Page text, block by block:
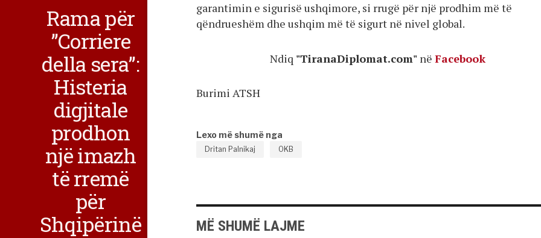
garantimin e sigurisë ushqimore, si rrugë për një prodhim më të
qëndrueshëm dhe ushqim më të sigurt në nivel global.
Ndiq "TiranaDiplomat.com" në Facebook
Burimi ATSH
Lexo më shumë nga
Dritan Palnikaj OKB
MË SHUMË LAJME
Rama për
”Corriere
della sera”:
Histeria
digjitale
prodhon
një imazh
të rremë
për
Shqipërinë